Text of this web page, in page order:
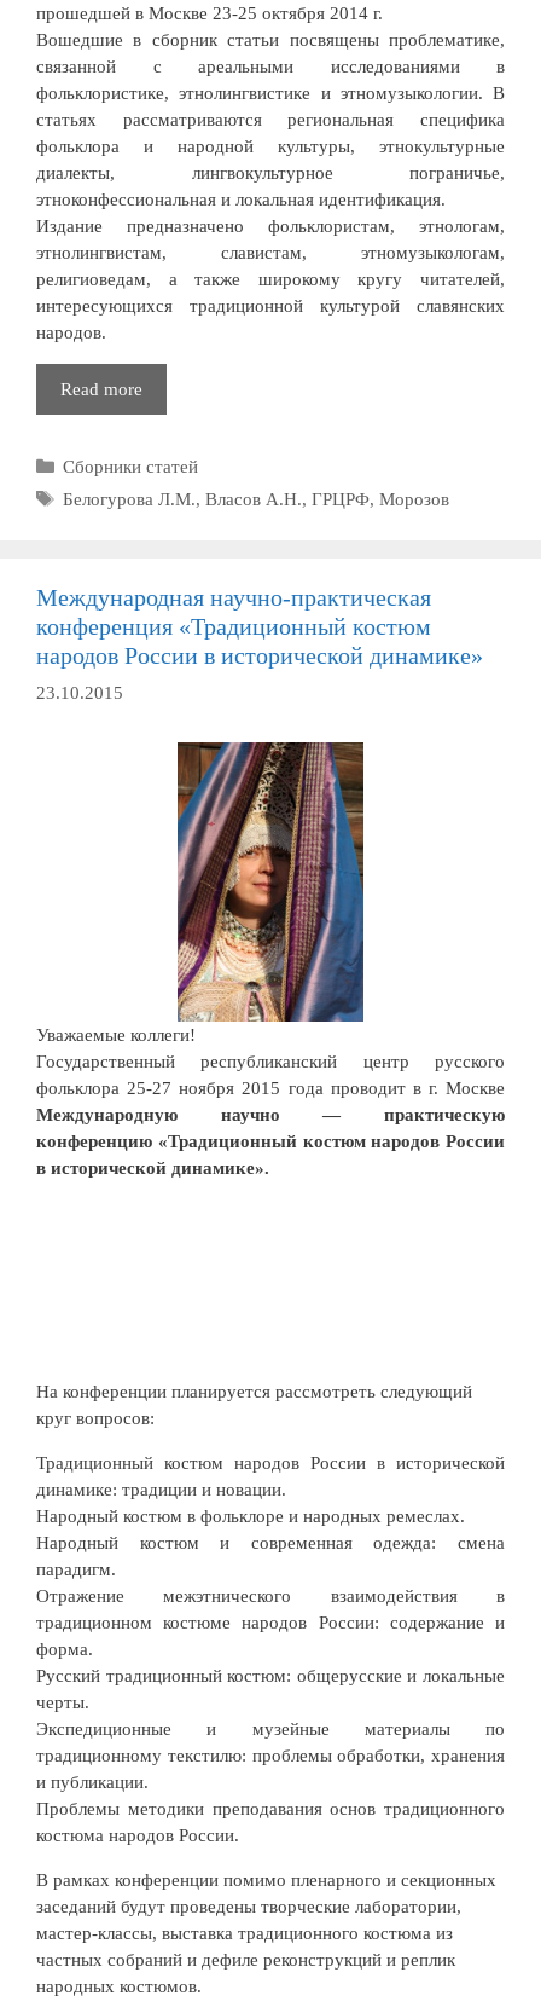
прошедшей в Москве 23-25 октября 2014 г.
Вошедшие в сборник статьи посвящены проблематике,
связанной с ареальными исследованиями в
фольклористике, этнолингвистике и этномузыкологии. В
статьях рассматриваются региональная специфика
фольклора и народной культуры, этнокультурные
диалекты, лингвокультурное пограничье,
этноконфессиональная и локальная идентификация.
Издание предназначено фольклористам, этнологам,
этнолингвистам, славистам, этномузыкологам,
религиоведам, а также широкому кругу читателей,
интересующихся традиционной культурой славянских
народов.
Read more
исследования
фольклористике
и
и
перспективы
Рубрики
Сборники статей
Метки
Белогурова Л.М., Власов А.Н., ГРЦРФ, Морозов
Международная научно-практическая
конференция «Традиционный костюм
народов России в исторической динамике»
23.10.2015
Уважаемые коллеги!
Государственный республиканский центр русского
фольклора 25-27 ноября 2015 года проводит в г. Москве
Международную научно — практическую
конференцию «Традиционный костюм народов России
в исторической динамике».
На конференции планируется рассмотреть следующий
круг вопросов:
Традиционный костюм народов России в исторической
динамике: традиции и новации.
Народный костюм в фольклоре и народных ремеслах.
Народный костюм и современная одежда: смена
парадигм.
Отражение межэтнического взаимодействия в
традиционном костюме народов России: содержание и
форма.
Русский традиционный костюм: общерусские и локальные
черты.
Экспедиционные и музейные материалы по
традиционному текстилю: проблемы обработки, хранения
и публикации.
Проблемы методики преподавания основ традиционного
костюма народов России.
В рамках конференции помимо пленарного и секционных
заседаний будут проведены творческие лаборатории,
мастер-классы, выставка традиционного костюма из
частных собраний и дефиле реконструкций и реплик
народных костюмов.